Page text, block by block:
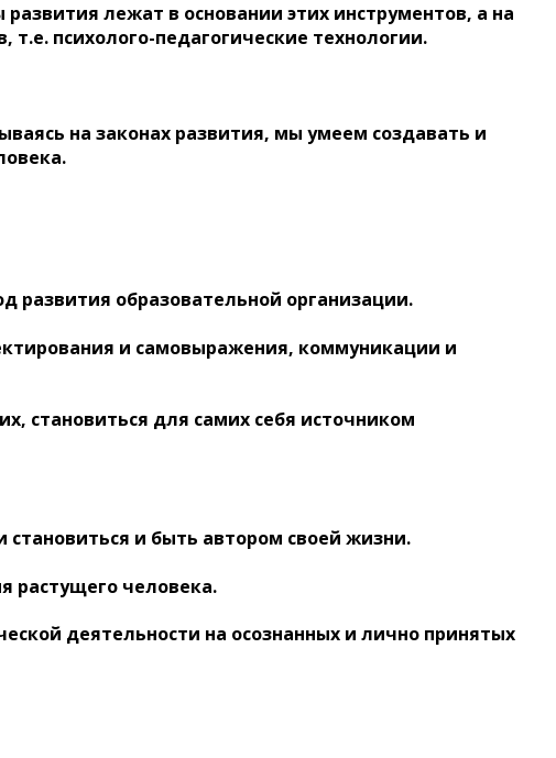
лежат в основании этих инструментов, а на
психолого-педагогические технологии.
на законах развития, мы умеем создавать и
развития образовательной организации.
и самовыражения, коммуникации и
становиться для самих себя источником
и быть автором своей жизни.
растущего человека.
деятельности на осознанных и лично принятых